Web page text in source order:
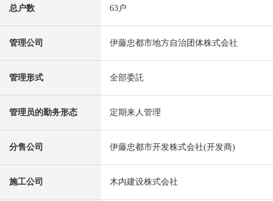
总户数 63户
管理公司 伊藤忠都市地方自治团体株式会社
管理形式 全部委託
管理员的勤务形态 定期来人管理
分售公司 伊藤忠都市开发株式会社(开发商)
施工公司 木内建设株式会社